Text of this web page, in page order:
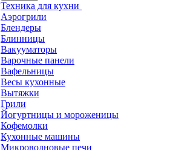
Техника для кухни
Аэрогрили
Блендеры
Блинницы
Вакууматоры
Варочные панели
Вафельницы
Весы кухонные
Вытяжки
Грили
Йогуртницы и мороженицы
Кофемолки
Кухонные машины
Микроволновые печи